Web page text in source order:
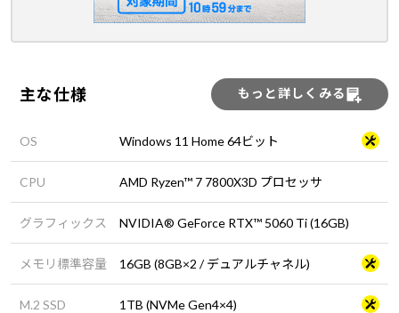
主な仕様 もっと詳しくみる
OS Windows 11 Home 64ビット
CPU AMD Ryzen™ 7 7800X3D プロセッサ
グラフィックス NVIDIA® GeForce RTX™ 5060 Ti (16GB)
メモリ標準容量 16GB (8GB×2 / デュアルチャネル)
M.2 SSD 1TB (NVMe Gen4×4)